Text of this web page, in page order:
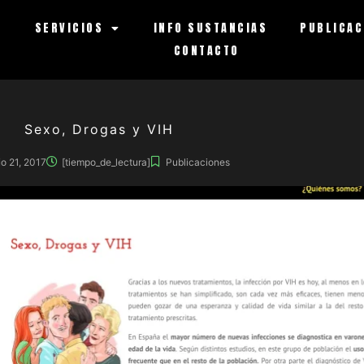
SERVICIOS INFO SUSTANCIAS
CONTACTO
Sexo, Drogas y VIH
21, 2017 [tiempo_de_lectura] Publicaciones